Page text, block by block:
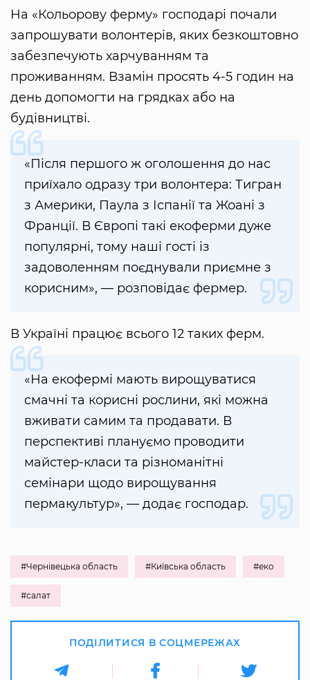
На «Кольорову ферму» господарі почали
запрошувати волонтерів, яких безкоштовно
забезпечують харчуванням та
проживанням. Взамін просять 4-5 годин на
день допомогти на грядках або на
будівництві.
«Після першого ж оголошення до нас
приїхало одразу три волонтера: Тигран
з Америки, Паула з Іспанії та Жоані з
Франції. В Європі такі екоферми дуже
популярні, тому наші гості із
задоволенням поєднували приємне з
корисним», — розповідає фермер.
В Україні працює всього 12 таких ферм.
«На екофермі мають вирощуватися
смачні та корисні рослини, які можна
вживати самим та продавати. В
перспективі плануємо проводити
майстер-класи та різноманітні
семінари щодо вирощування
пермакультур», — додає господар.
#Чернівецька область #Київська область #еко
#салат
ПОДІЛИТИСЯ В СОЦМЕРЕЖАХ